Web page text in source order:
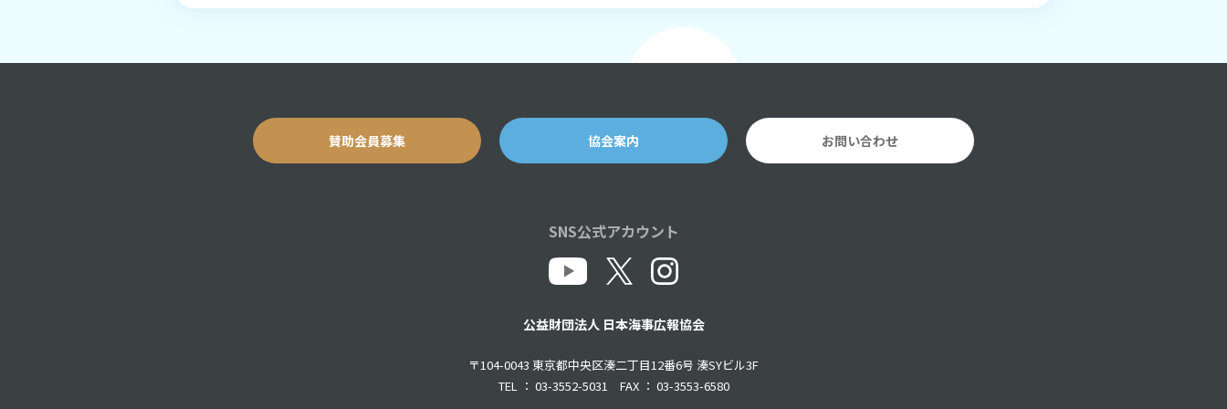
賛助会員募集 協会案内 お問い合わせ
SNS公式アカウント
公益財団法人 日本海事広報協会
〒104-0043 東京都中央区湊二丁目12番6号 湊SYビル3F
TEL ： 03-3552-5031 FAX ： 03-3553-6580